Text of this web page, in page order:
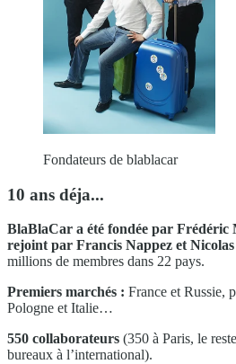
Fondateurs de blablacar
10 ans déja...
BlaBlaCar a été fondée par Frédéric
rejoint par Francis Nappez et
millions de membres dans 22 pays.
Premiers marchés : France et Russie,
Pologne et Italie…
550 collaborateurs (350 à Paris, le
bureaux à l’international).